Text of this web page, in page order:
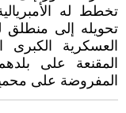
تخطط له
تحويله إلى منطلق
العسكرية
المقنعة على
المفروضة على